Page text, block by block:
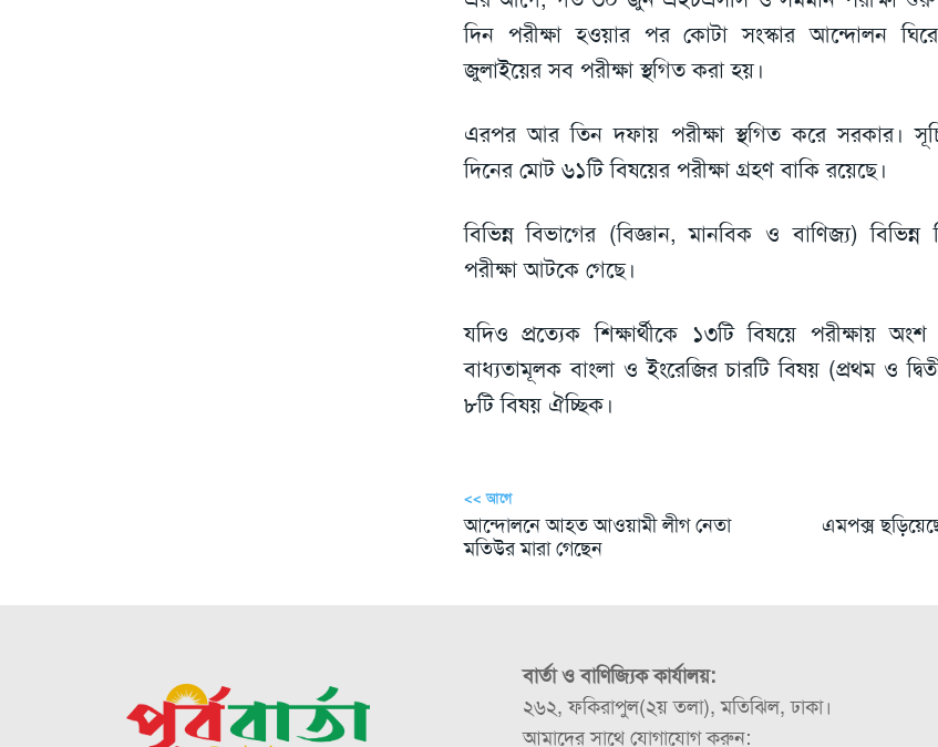
দিন পরীক্ষা হওয়ার পর কোটা সংস্কার আন্দোলন ঘিরে
জুলাইয়ের সব পরীক্ষা স্থগিত করা হয়।
এরপর আর তিন দফায় পরীক্ষা স্থগিত করে সরকার।
দিনের মোট ৬১টি বিষয়ের পরীক্ষা গ্রহণ বাকি রয়েছে।
বিভিন্ন বিভাগের (বিজ্ঞান, মানবিক ও বাণিজ্য)
পরীক্ষা আটকে গেছে।
যদিও প্রত্যেক শিক্ষার্থীকে ১৩টি বিষয়ে পরীক্ষায়
বাধ্যতামূলক বাংলা ও ইংরেজির চারটি বিষয় (প্রথম ও
৮টি বিষয় ঐচ্ছিক।
<< আগে
আন্দোলনে আহত আওয়ামী লীগ নেতা
মতিউর মারা গেছেন
এমপক্স
বার্তা ও বাণিজ্যিক কার্যালয়:
২৬২, ফকিরাপুল(২য় তলা), মতিঝিল, ঢাকা।
আমাদের সাথে যোগাযোগ করুন: